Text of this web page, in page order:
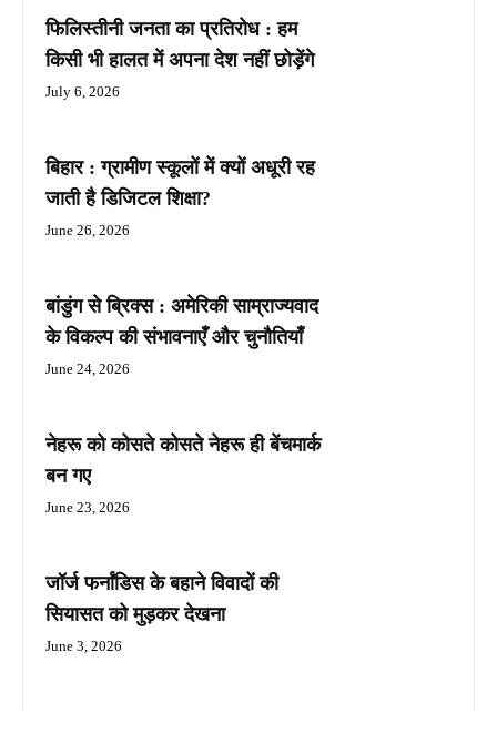
फिलिस्तीनी जनता का प्रतिरोध : हम
किसी भी हालत में अपना देश नहीं छोड़ेंगे
July 6, 2026
बिहार : ग्रामीण स्कूलों में क्यों अधूरी रह
जाती है डिजिटल शिक्षा?
June 26, 2026
बांडुंग से ब्रिक्स : अमेरिकी साम्राज्यवाद
के विकल्प की संभावनाएँ और चुनौतियाँ
June 24, 2026
नेहरू को कोसते कोसते नेहरू ही बेंचमार्क
बन गए
June 23, 2026
जॉर्ज फर्नांडिस के बहाने विवादों की
सियासत को मुड़कर देखना
June 3, 2026